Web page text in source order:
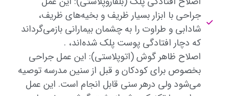
جراحی با ابزار بسیار ظریف و بخیه‌های ظریف،
شادابی و طراوت را به چشمان بیمارانی بازمی‌گرداند
که دچار افتادگی پوست پلک شده‌اند، .
اصلاح ظاهر گوش (اتوپلاستی): این عمل جراحی
بخصوص برای کودکان و قبل از سنین مدرسه توصیه
می‌شود ولی درهر سنی قابل انجام است. این عمل